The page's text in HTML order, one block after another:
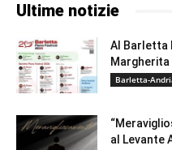
Ultime notizie
Al Barletta
Margherita
Barletta-
al Levante